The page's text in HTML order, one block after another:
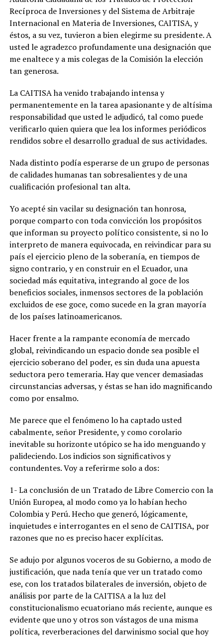
Recíproca de Inversiones y del Sistema de Arbitraje
Internacional en Materia de Inversiones, CAITISA, y
éstos, a su vez, tuvieron a bien elegirme su presidente. A
usted le agradezco profundamente una designación que
me enaltece y a mis colegas de la Comisión la elección
tan generosa.
La CAITISA ha venido trabajando intensa y
permanentemente en la tarea apasionante y de altísima
responsabilidad que usted le adjudicó, tal como puede
verificarlo quien quiera que lea los informes periódicos
rendidos sobre el desarrollo gradual de sus actividades.
Nada distinto podía esperarse de un grupo de personas
de calidades humanas tan sobresalientes y de una
cualificación profesional tan alta.
Yo acepté sin vacilar su designación tan honrosa,
porque comparto con toda convicción los propósitos
que informan su proyecto político consistente, si no lo
interpreto de manera equivocada, en reivindicar para su
país el ejercicio pleno de la soberanía, en tiempos de
signo contrario, y en construir en el Ecuador, una
sociedad más equitativa, integrando al goce de los
beneficios sociales, inmensos sectores de la población
excluidos de ese goce, como sucede en la gran mayoría
de los países latinoamericanos.
Hacer frente a la rampante economía de mercado
global, reivindicando un espacio donde sea posible el
ejercicio soberano del poder, es sin duda una apuesta
seductora pero temeraria. Hay que vencer demasiadas
circunstancias adversas, y éstas se han ido magnificando
como por ensalmo.
Me parece que el fenómeno lo ha captado usted
cabalmente, señor Presidente, y como corolario
inevitable su horizonte utópico se ha ido menguando y
palideciendo. Los indicios son significativos y
contundentes. Voy a referirme solo a dos:
1- La conclusión de un Tratado de Libre Comercio con la
Unión Europea, al modo como ya lo habían hecho
Colombia y Perú. Hecho que generó, lógicamente,
inquietudes e interrogantes en el seno de CAITISA, por
razones que no es preciso hacer explícitas.
Se adujo por algunos voceros de su Gobierno, a modo de
justificación, que nada tenía que ver un tratado como
ese, con los tratados bilaterales de inversión, objeto de
análisis por parte de la CAITISA a la luz del
constitucionalismo ecuatoriano más reciente, aunque es
evidente que uno y otros son vástagos de una misma
política, reverberaciones del darwinismo social que hoy